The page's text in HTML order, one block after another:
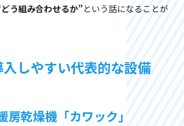
う組み合わせるか”という話になることが
しやすい代表的な設備
房乾燥機「カワック」